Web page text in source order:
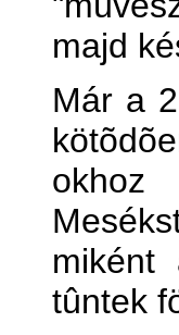
majd
Már a
okhoz
miként
tûntek